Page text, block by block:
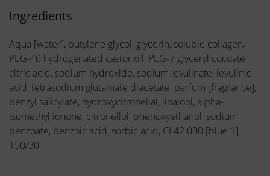
Ingredients
Aqua [water], butylene glycol, glycerin, soluble collagen,
PEG-40 hydrogenated castor oil, PEG-7 glyceryl cocoate,
citric acid, sodium hydroxide, sodium levulinate, levulinic
acid, tetrasodium glutamate diacetate, parfum [fragrance],
benzyl salicylate, hydroxycitronellal, linalool, alpha-
isomethyl ionone, citronellol, phenoxyethanol, sodium
benzoate, benzoic acid, sorbic acid, CI 42 090 [blue 1]
150/30